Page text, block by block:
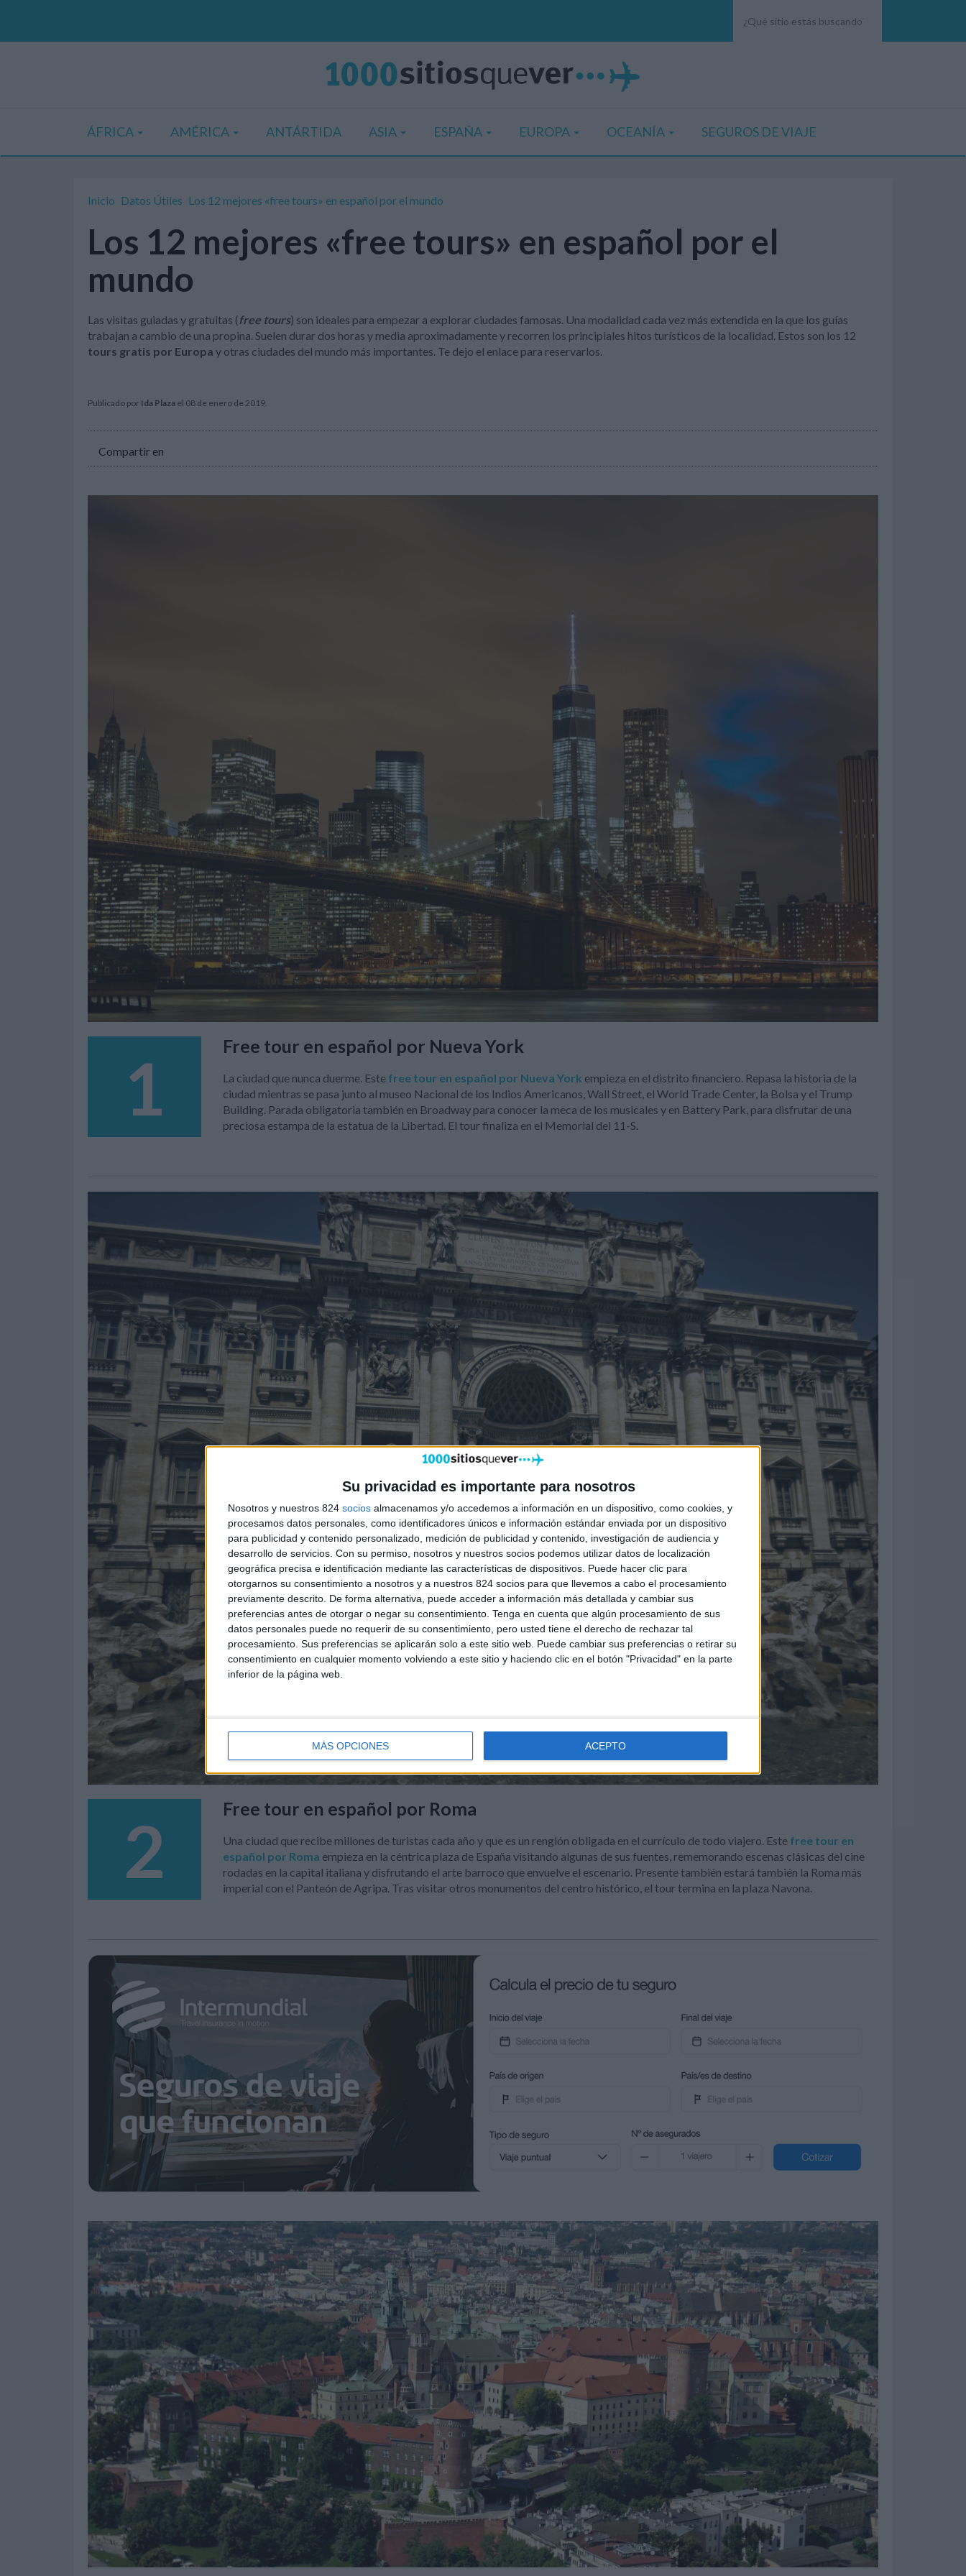
Su privacidad es importante para nosotros
Nosotros y nuestros 824 socios almacenamos y/o accedemos a información en un dispositivo, como cookies, y
procesamos datos personales, como identificadores únicos e información estándar enviada por un dispositivo
para publicidad y contenido personalizado, medición de publicidad y contenido, investigación de audiencia y
desarrollo de servicios. Con su permiso, nosotros y nuestros socios podemos utilizar datos de localización
geográfica precisa e identificación mediante las características de dispositivos. Puede hacer clic para
otorgarnos su consentimiento a nosotros y a nuestros 824 socios para que llevemos a cabo el procesamiento
previamente descrito. De forma alternativa, puede acceder a información más detallada y cambiar sus
preferencias antes de otorgar o negar su consentimiento. Tenga en cuenta que algún procesamiento de sus
datos personales puede no requerir de su consentimiento, pero usted tiene el derecho de rechazar tal
procesamiento. Sus preferencias se aplicarán solo a este sitio web. Puede cambiar sus preferencias o retirar su
consentimiento en cualquier momento volviendo a este sitio y haciendo clic en el botón "Privacidad" en la parte
inferior de la página web.
MÁS OPCIONES ACEPTO
ÁFRICA AMÉRICA ANTÁRTIDA ASIA ESPAÑA EUROPA OCEANÍA SEGUROS DE VIAJE
Inicio Datos Útiles Los 12 mejores «free tours» en español por el mundo
Los 12 mejores «free tours» en español por el
mundo
Las visitas guiadas y gratuitas (free tours) son ideales para empezar a explorar ciudades famosas. Una modalidad cada vez más extendida en la que los guías
trabajan a cambio de una propina. Suelen durar dos horas y media aproximadamente y recorren los principiales hitos turísticos de la localidad. Estos son los 12
tours gratis por Europa y otras ciudades del mundo más importantes. Te dejo el enlace para reservarlos.
Publicado por Ida Plaza el 08 de enero de 2019.
Compartir en
1 Free tour en español por Nueva York
La ciudad que nunca duerme. Este free tour en español por Nueva York empieza en el distrito financiero. Repasa la historia de la
ciudad mientras se pasa junto al museo Nacional de los Indios Americanos, Wall Street, el World Trade Center, la Bolsa y el Trump
Building. Parada obligatoria también en Broadway para conocer la meca de los musicales y en Battery Park, para disfrutar de una
preciosa estampa de la estatua de la Libertad. El tour finaliza en el Memorial del 11-S.
2 Free tour en español por Roma
Una ciudad que recibe millones de turistas cada año y que es un renglón obligada en el currículo de todo viajero. Este free tour en
español por Roma empieza en la céntrica plaza de España visitando algunas de sus fuentes, rememorando escenas clásicas del cine
rodadas en la capital italiana y disfrutando el arte barroco que envuelve el escenario. Presente también estará también la Roma más
imperial con el Panteón de Agripa. Tras visitar otros monumentos del centro histórico, el tour termina en la plaza Navona.